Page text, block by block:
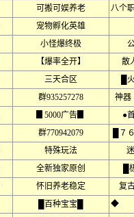
可搬可娱养老
八个
宠物孵化英雄
小怪爆终极
【爆率全开】
散
三天合区
█
群935257278
神器
▊5000广告▊
●
群770942079
█７
特殊玩法
全新独家原创
█
怀旧养老稳定
复
█百种宝宝█
◆